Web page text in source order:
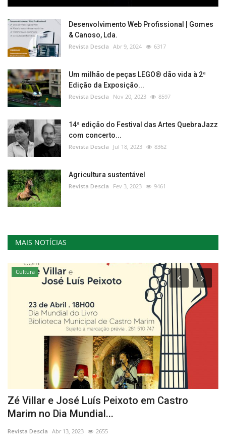
Desenvolvimento Web Profissional | Gomes
& Canoso, Lda.
Revista Descla Abr 9, 2024 6317
Um milhão de peças LEGO® dão vida à 2ª
Edição da Exposição...
Revista Descla Nov 20, 2023 8597
14ª edição do Festival das Artes QuebraJazz
com concerto...
Revista Descla Jul 18, 2023 8362
Agricultura sustentável
Revista Descla Fev 3, 2023 9461
MAIS NOTÍCIAS
Cultura
Zé Villar e José Luís Peixoto em Castro
Marim no Dia Mundial...
Revista Descla Abr 13, 2023 2655